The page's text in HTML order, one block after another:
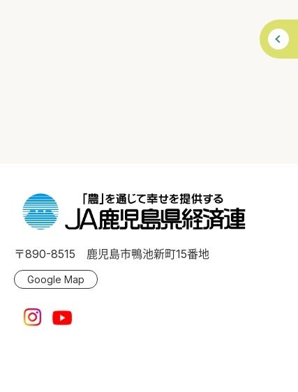
〒890-8515 鹿児島市鴨池新町15番地
Google Map